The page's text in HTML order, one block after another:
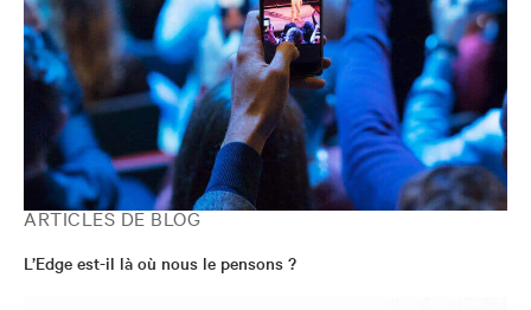
ARTICLES DE BLOG
L’Edge est-il là où nous le pensons ?